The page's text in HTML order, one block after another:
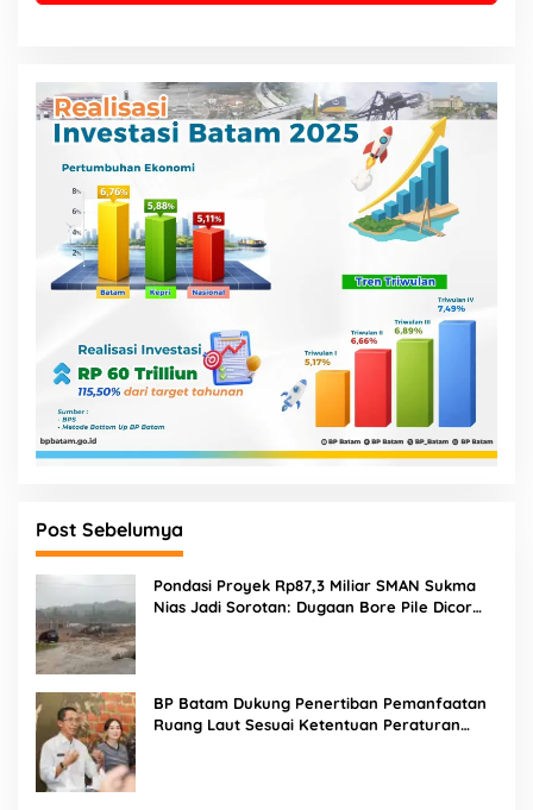
Post Sebelumya
Pondasi Proyek Rp87,3 Miliar SMAN Sukma
Nias Jadi Sorotan: Dugaan Bore Pile Dicor
BP Batam Dukung Penertiban Pemanfaatan
Ruang Laut Sesuai Ketentuan Peraturan